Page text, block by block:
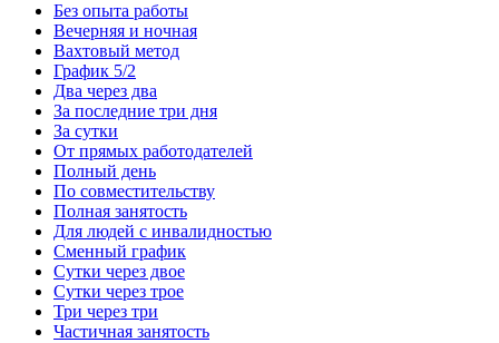
Без опыта работы
Вечерняя и ночная
Вахтовый метод
График 5/2
Два через два
За последние три дня
За сутки
От прямых работодателей
Полный день
По совместительству
Полная занятость
Для людей с инвалидностью
Сменный график
Сутки через двое
Сутки через трое
Три через три
Частичная занятость